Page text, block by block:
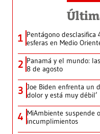
1 Pentágono desclasifica
esferas en Medio
2 Panamá y el mundo:
8 de agosto
3 Joe Biden enfrenta un
dolor y está muy débil’
4 MiAmbiente suspende
incumplimientos